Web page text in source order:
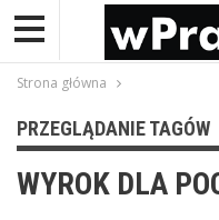
Strona główna
PRZEGLĄDANIE TAGÓW
WYROK DLA